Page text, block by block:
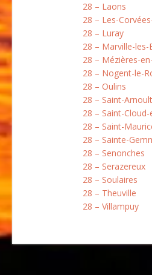
28 – Laons
28 – Les-
28 – Luray
28 – Marville-les-
28 – Mézières-
28 – Nogent-le-
28 – Oulins
28 – Saint-
28 – Saint-
28 – Saint-
28 – Sainte-
28 – Senonches
28 – Serazereux
28 – Soulaires
28 – Theuville
28 – Villampuy